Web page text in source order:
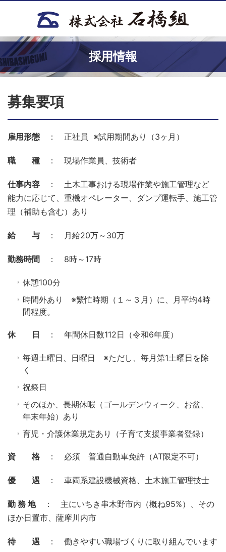
採用情報
募集要項
雇用形態 ： 正社員 ※試用期間あり（3ヶ月）
職 種 ： 現場作業員、技術者
仕事内容 ： 土木工事おける現場作業や施工管理など
能力に応じて、重機オペレーター、ダンプ運転手、施工管
理（補助も含む）あり
給 与 ： 月給20万～30万
勤務時間 ： 8時～17時
休憩100分
時間外あり ※繁忙時期（１～３月）に、月平均4時
間程度。
休 日 ： 年間休日数112日（令和6年度）
毎週土曜日、日曜日 ※ただし、毎月第1土曜日を除
く
祝祭日
そのほか、長期休暇（ゴールデンウィーク、お盆、
年末年始）あり
育児・介護休業規定あり（子育て支援事業者登録）
資 格 ： 必須 普通自動車免許（AT限定不可）
優 遇 ： 車両系建設機械資格、土木施工管理技士
勤 務 地
： 主にいちき串木野市内（概ね95%）、その
ほか日置市、薩摩川内市
待 遇 ： 働きやすい職場づくりに取り組んでいます